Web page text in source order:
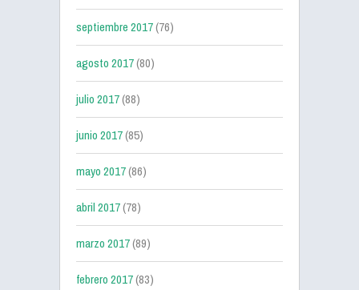
septiembre 2017(76)
agosto 2017(80)
julio 2017(88)
junio 2017(85)
mayo 2017(86)
abril 2017(78)
marzo 2017(89)
febrero 2017(83)